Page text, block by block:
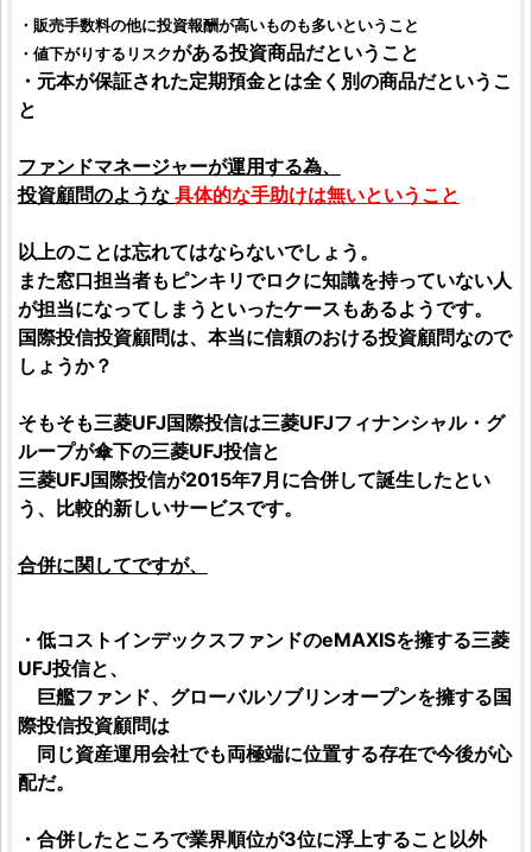
・販売手数料の他に投資報酬が高いものも多いということ
・値下がりするリスクがある投資商品だということ
・元本が保証された定期預金とは全く別の商品だというこ
と
ファンドマネージャーが運用する為、
投資顧問のような 具体的な手助けは無いということ
以上のことは忘れてはならないでしょう。
また窓口担当者もピンキリでロクに知識を持っていない人
が担当になってしまうといったケースもあるようです。
国際投信投資顧問は、本当に信頼のおける投資顧問なので
しょうか？
そもそも三菱UFJ国際投信は三菱UFJフィナンシャル・グ
ループが傘下の三菱UFJ投信と
三菱UFJ国際投信が2015年7月に合併して誕生したとい
う、比較的新しいサービスです。
合併に関してですが、
・低コストインデックスファンドのeMAXISを擁する三菱
UFJ投信と、
巨艦ファンド、グローバルソブリンオープンを擁する 国
際投信投資顧問は
同じ資産運用会社でも両極端に位置する存在で今後が心
配だ。
・合併したところで業界順位が3位に浮上すること以外